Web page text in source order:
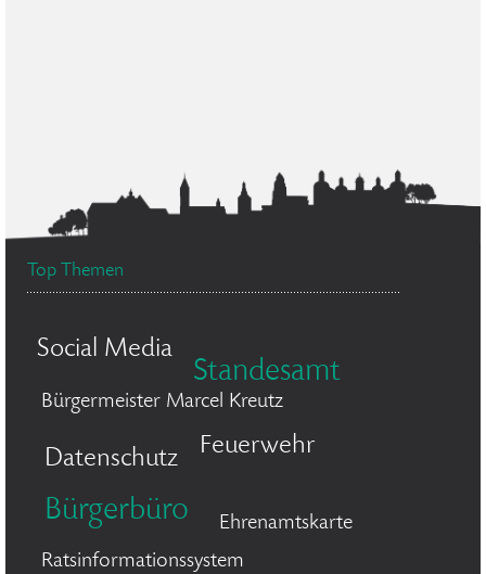
Top Themen
Social Media
Standesamt
Bürgermeister Marcel Kreutz
Datenschutz Feuerwehr
Bürgerbüro
Ehrenamtskarte
Ratsinformationssystem